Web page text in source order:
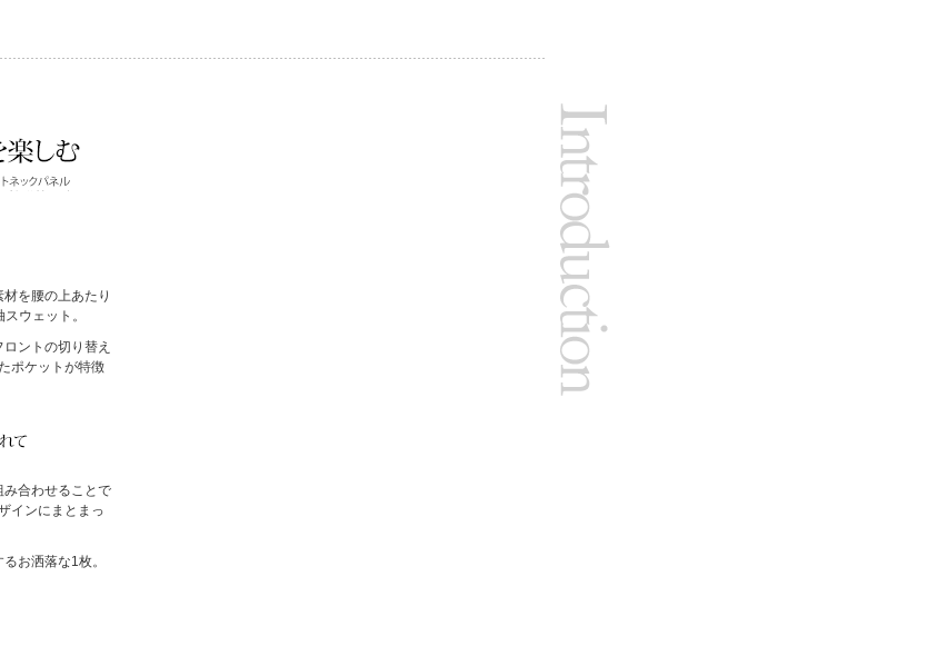
を腰の上あたり
ウェット。
ントの切り替え
ポケットが特徴
合わせることで
インにまとまっ
お洒落な1枚。